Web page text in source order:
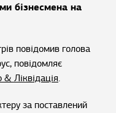
бізнесмена на
повідомив голова
повідомляє
& Ліквідація.
за поставлений